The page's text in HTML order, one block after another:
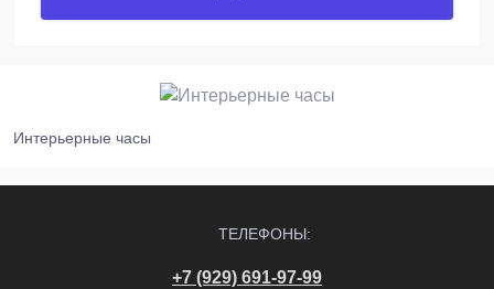
Интерьерные часы
ТЕЛЕФОНЫ:
+7 (929) 691-97-99